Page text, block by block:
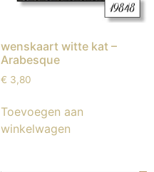
wenskaart witte kat –
Arabesque
€ 3,80
Toevoegen aan
winkelwagen